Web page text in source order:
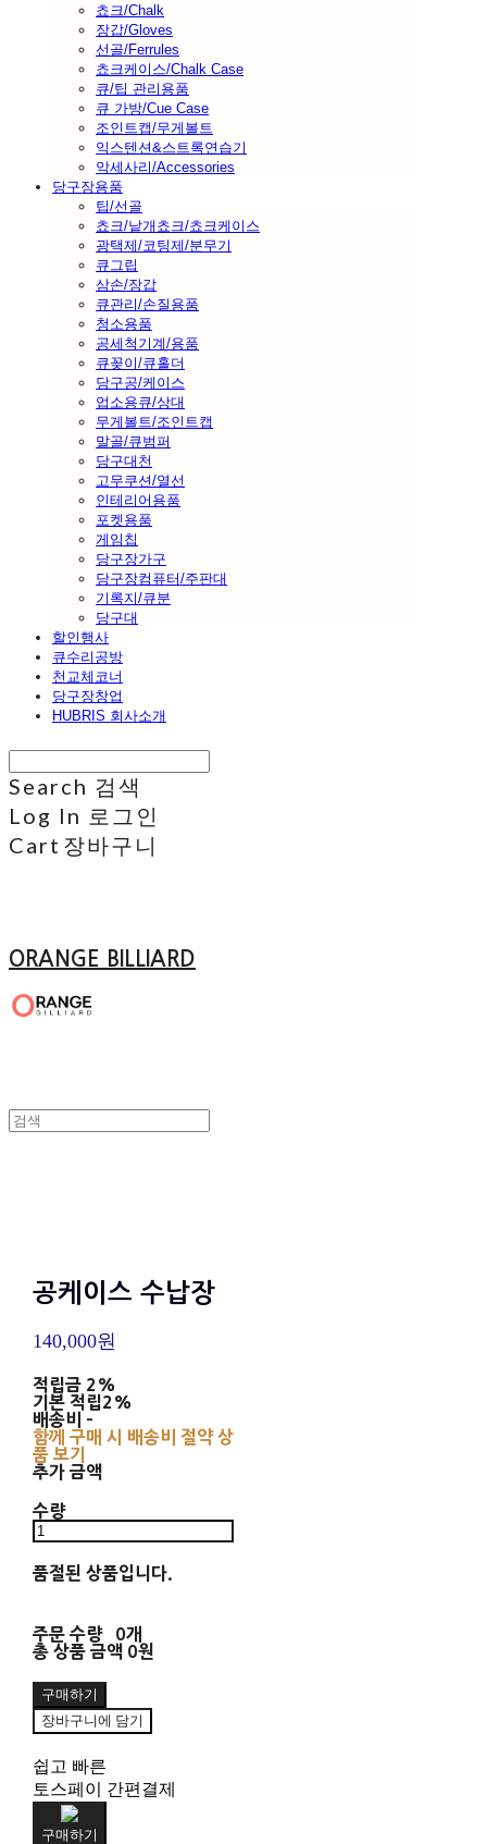
쵸크/Chalk
장갑/Gloves
선골/Ferrules
쵸크케이스/Chalk Case
큐/팁 관리용품
큐 가방/Cue Case
조인트캡/무게볼트
익스텐션&스트록연습기
악세사리/Accessories
당구장용품
팁/선골
쵸크/낱개쵸크/쵸크케이스
광택제/코팅제/분무기
큐그립
삼손/장갑
큐관리/손질용품
청소용품
공세척기계/용품
큐꽂이/큐홀더
당구공/케이스
업소용큐/상대
무게볼트/조인트캡
말골/큐범퍼
당구대천
고무쿠션/열선
인테리어용품
포켓용품
게임칩
당구장가구
당구장컴퓨터/주판대
기록지/큐분
당구대
할인행사
큐수리공방
천교체코너
당구장창업
HUBRIS 회사소개
Search 검색
Log In 로그인
Cart 장바구니
ORANGE BILLIARD
공케이스 수납장
140,000원
적립금 2%
기본 적립2%
배송비 -
함께 구매 시 배송비 절약 상
품 보기
추가 금액
수량
품절된 상품입니다.
주문 수량
0개
총 상품 금액 0원
구매하기
장바구니에 담기
쉽고 빠른
토스페이 간편결제
구매하기